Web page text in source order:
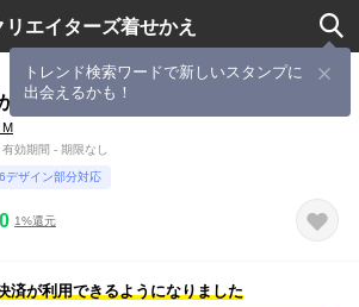
リエイターズ着せかえ
トレンド検索ワードで新しいスタンプに
出会えるかも！
上がるクローバー＆パワーストーン
M
効期間 - 期限なし
デザイン部分対応
1%還元
済が利用できるようになりました